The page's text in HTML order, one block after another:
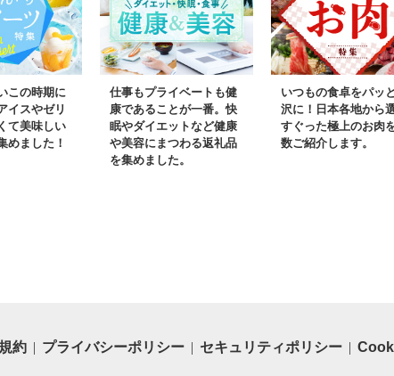
この時期に
イスやゼリ
て美味しい
めました！
仕事もプライベートも健
康であることが一番。快
眠やダイエットなど健康
や美容にまつわる返礼品
を集めました。
いつもの食卓をパッ
沢に！日本各地から
すぐった極上のお肉
数ご紹介します。
約 プライバシーポリシー セキュリティポリシー